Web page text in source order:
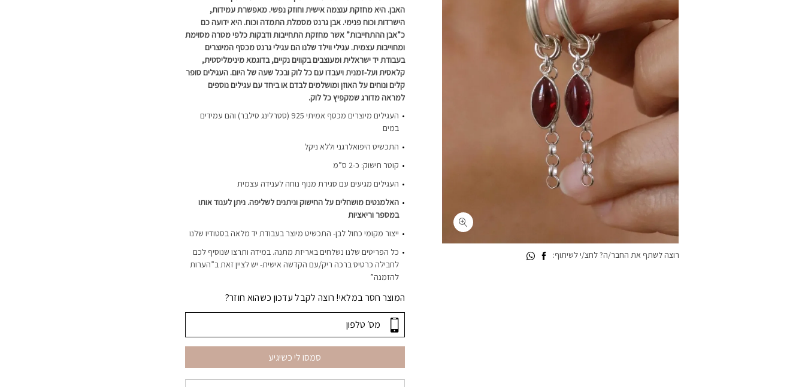
האבן. היא מחזקת עוצמה אישית וחוזק נפשי. מאפשרת עמידות,
הישרדות וכוח פנימי. אבן גרנט מסמלת התמדה וכוח. היא ידועה כם
כ”אבן ההתחייבות” אשר מחזקת התחייבות ודבקות כלפי מטרה מסוימת
ומחוייבות עצמית. עגילי ווילד שלנו הם עגילי גרנט מכסף המיוצרים
בעבודת יד ישראלית ומעוצבים בקווים נקיים, בדוגמא מינימליסטית,
קלאסית ועל-זמנית ויעבדו עם כל לוק ובכל שעה של היום. העגילים סופר
קלים ונוחים על האוזן ומושלמים לבדם או ביחד עם עגילים נוספים
למראה מדורג שמקפיץ כל לוק.
העגילים מיוצרים מכסף אמיתי 925 (סטרלינג סילבר) והם עמידים
במים
התכשיט היפואלרגני וללא ניקל
קוטר חישוק: כ-2 ס”מ
העגילים מגיעים עם סגירת מנוף נוחה לענידה עצמית
האלמנטים מושחלים על החישוק וניתנים לשליפה. ניתן לענוד אותו
במספר וריאציות
ייצור מקומי כחול לבן- התכשיט מיוצר בעבודת יד מלאה בסטודיו שלנו
כל הפריטים שלנו נשלחים באריזת מתנה. במידה ותרצו שנוסיף לכם
לחבילה כרטיס ברכה ריק/עם הקדשה אישית- יש לציין זאת ב”הערות
להזמנה”
המוצר חסר במלאי! רוצה לקבל עדכון כשהוא חוזר?
סמסו לי כשיגיע
רוצה לשתף את החבר/ה? לחצ/י לשיתוף: